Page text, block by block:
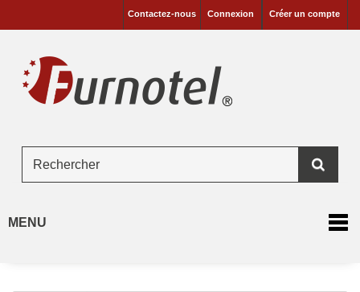
Créer un compte
Connexion
Contactez-nous
MENU